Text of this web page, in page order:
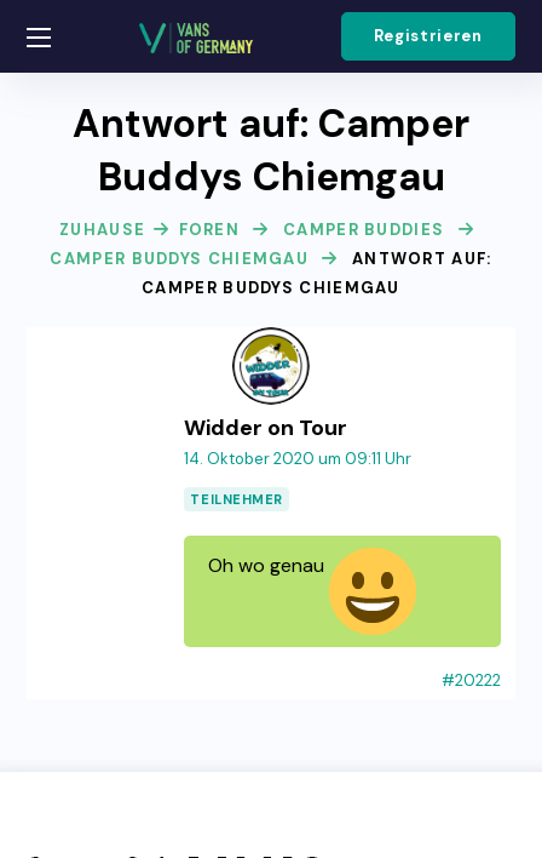
Registrieren
Antwort auf: Camper
Buddys Chiemgau
ZUHAUSE FOREN
CAMPER BUDDIES
CAMPER BUDDYS CHIEMGAU
ANTWORT AUF:
CAMPER BUDDYS CHIEMGAU
Widder on Tour
14. Oktober 2020 um 09:11 Uhr
TEILNEHMER
Oh wo genau
#20222